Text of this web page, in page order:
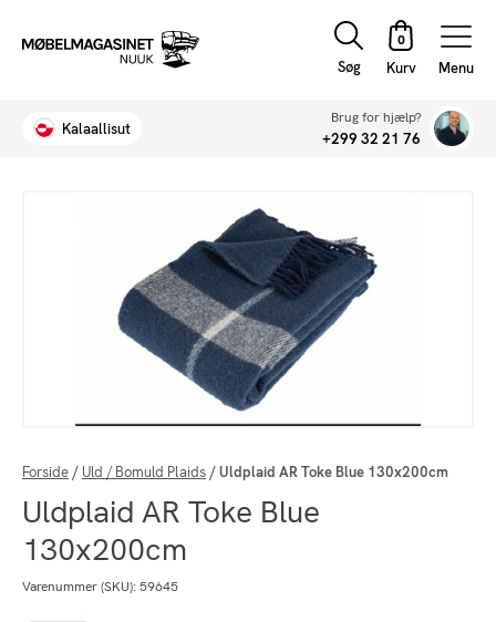
Søg Menu
Kalaallisut
Brug for hjælp?
+299 32 21 76
Forside / Uld / Bomuld Plaids /Uldplaid AR Toke Blue 130x200cm
Uldplaid AR Toke Blue
130x200cm
Varenummer (SKU): 59645